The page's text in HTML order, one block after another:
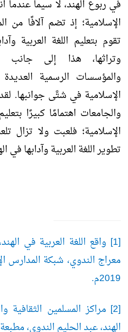
في ربوع الهند، لا سيما
الإسلامية؛ إذ تضم آلافًا من
تقوم بتعليم اللغة العربية
وتراثها، هذا إلى جانب
والمؤسسات الرسمية
الإسلامية في شتَّى جوانبها.
والجامعات اهتمامًا كبيرًا
الإسلامية؛ فلعبت ولا تزال
تطوير اللغة العربية وآدابها في
[1] واقع اللغة العربية في
معراج الندوي، شبكة المدارس
2019م.
[2] مراكز المسلمين الثقافية
الهند، عبد الحليم الندوي،